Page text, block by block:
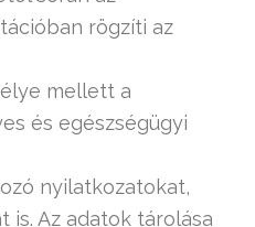
rögzíti az
mellett a
és egészségügyi
nyilatkozatokat,
is. Az adatok tárolása